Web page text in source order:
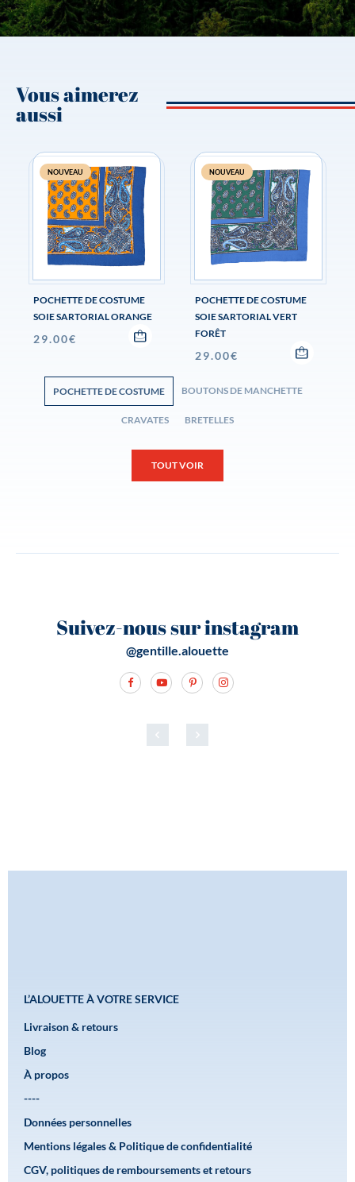
Vous aimerez
aussi
POCHETTE DE COSTUME BOUTONS DE MANCHETTE
CRAVATES BRETELLES
TOUT VOIR
NOUVEAU
POCHETTE DE COSTUME
SOIE SARTORIAL ORANGE
29.00€
NOUVEAU
POCHETTE DE COSTUME
SOIE SARTORIAL VERT
FORÊT
29.00€
Suivez-nous sur instagram
@gentille.alouette
L’ALOUETTE À VOTRE SERVICE
Livraison & retours
Blog
À propos
----
Données personnelles
Mentions légales & Politique de confidentialité
CGV, politiques de remboursements et retours